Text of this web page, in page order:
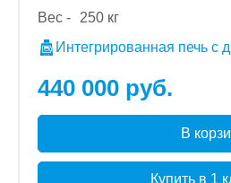
Вес -
250 кг
Интегрированная печь с
440 000 руб.
В
Купить в 1